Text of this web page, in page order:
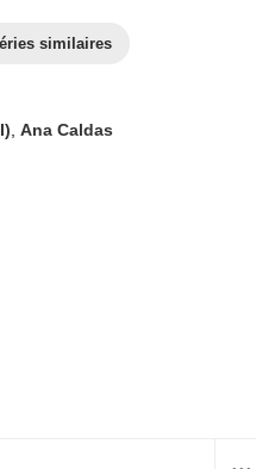
similaires
Ana Caldas